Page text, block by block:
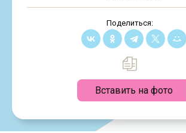
Поделиться:
Вставить на фото